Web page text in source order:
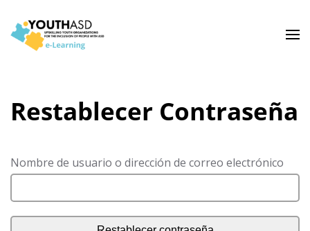
Restablecer Contraseña
Nombre de usuario o dirección de correo electrónico